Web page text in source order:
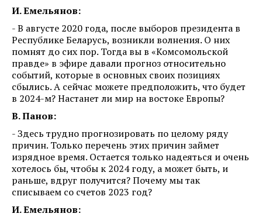
И. Емельянов:
- В августе 2020 года, после выборов президента в
Республике Беларусь, возникли волнения. О них
помнят до сих пор. Тогда вы в «Комсомольской
правде» в эфире давали прогноз относительно
событий, которые в основных своих позициях
сбылись. А сейчас можете предположить, что будет
в 2024-м? Настанет ли мир на востоке Европы?
В. Панов:
- Здесь трудно прогнозировать по целому ряду
причин. Только перечень этих причин займет
изрядное время. Остается только надеяться и очень
хотелось бы, чтобы к 2024 году, а может быть, и
раньше, вдруг получится? Почему мы так
списываем со счетов 2023 год?
И. Емельянов: